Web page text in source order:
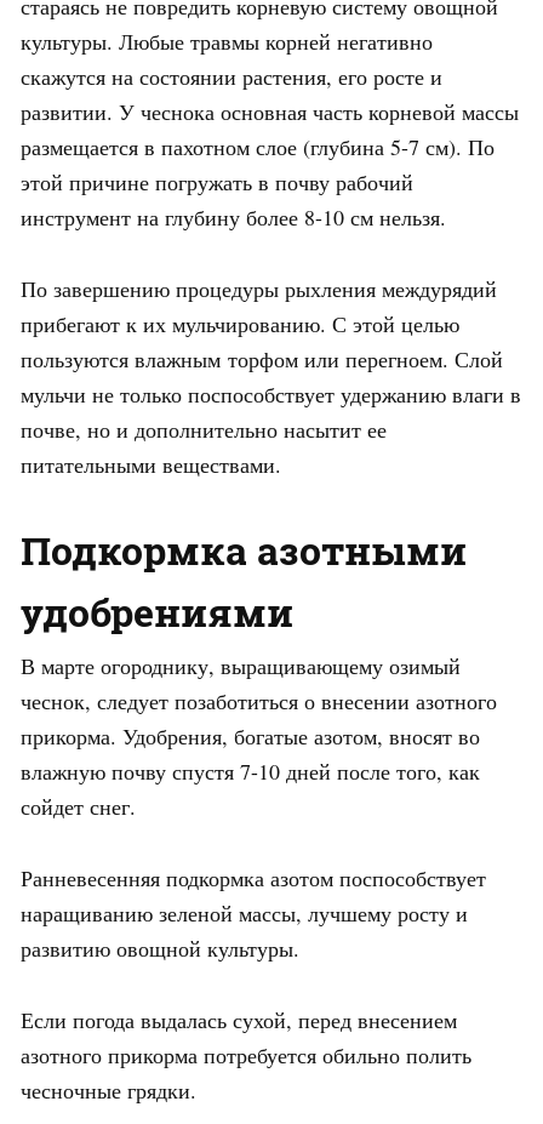
стараясь не повредить корневую систему овощной
культуры. Любые травмы корней негативно
скажутся на состоянии растения, его росте и
развитии. У чеснока основная часть корневой массы
размещается в пахотном слое (глубина 5-7 см). По
этой причине погружать в почву рабочий
инструмент на глубину более 8-10 см нельзя.
По завершению процедуры рыхления междурядий
прибегают к их мульчированию. С этой целью
пользуются влажным торфом или перегноем. Слой
мульчи не только поспособствует удержанию влаги в
почве, но и дополнительно насытит ее
питательными веществами.
Подкормка азотными
удобрениями
В марте огороднику, выращивающему озимый
чеснок, следует позаботиться о внесении азотного
прикорма. Удобрения, богатые азотом, вносят во
влажную почву спустя 7-10 дней после того, как
сойдет снег.
Ранневесенняя подкормка азотом поспособствует
наращиванию зеленой массы, лучшему росту и
развитию овощной культуры.
Если погода выдалась сухой, перед внесением
азотного прикорма потребуется обильно полить
чесночные грядки.